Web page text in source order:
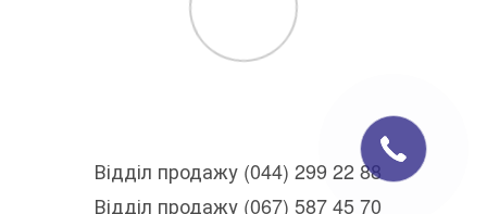
Відділ продажу (044) 299 22 88
Відділ продажу (067) 587 45 70